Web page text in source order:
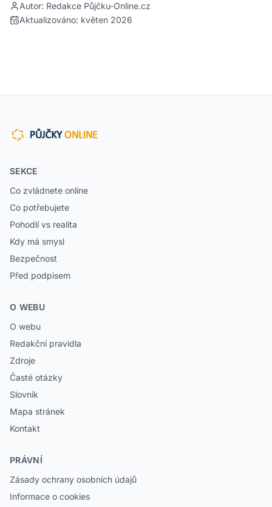
Autor: Redakce Půjčku-Online.cz
Aktualizováno: květen 2026
SEKCE
Co zvládnete online
Co potřebujete
Pohodlí vs realita
Kdy má smysl
Bezpečnost
Před podpisem
O WEBU
O webu
Redakční pravidla
Zdroje
Časté otázky
Slovník
Mapa stránek
Kontakt
PRÁVNÍ
Zásady ochrany osobních údajů
Informace o cookies